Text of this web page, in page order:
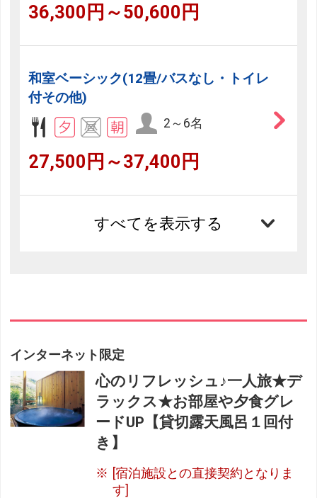
36,300円～50,600円
和室ベーシック(12畳/バスなし・トイレ
付その他)
2～6名
27,500円～37,400円
すべてを表示する
インターネット限定
心のリフレッシュ♪一人旅★デ
ラックス★お部屋や夕食グレ
ードUP【貸切露天風呂１回付
き】
[宿泊施設との直接契約となりま
す]